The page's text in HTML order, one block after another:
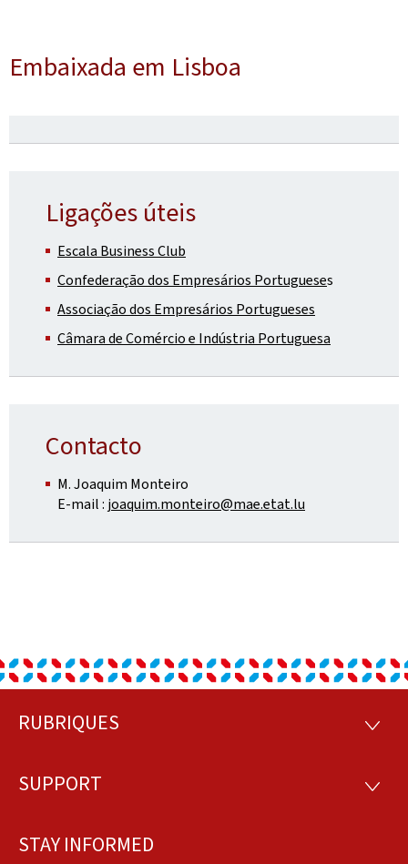
Embaixada em Lisboa
Ligações úteis
Escala Business Club
Confederação dos Empresários Portugueses
Associação dos Empresários Portugueses
Câmara de Comércio e Indústria Portuguesa
Contacto
M. Joaquim Monteiro
E-mail : joaquim.monteiro@mae.etat.lu
Footer
RUBRIQUES
SUPPORT
STAY INFORMED